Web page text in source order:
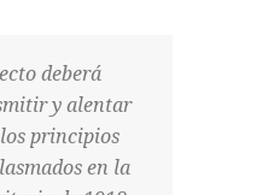
deberá
y alentar
principios
en la